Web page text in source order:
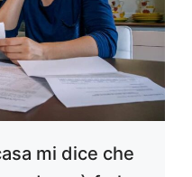
mi dice che